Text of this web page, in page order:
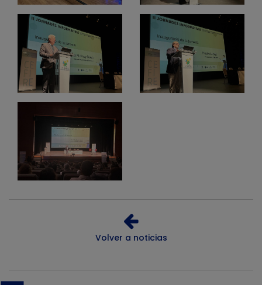
Volver a noticias